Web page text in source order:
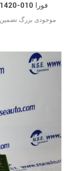
پاسخ HONEYWELL MU-KFTA10 51201420-010 فورا